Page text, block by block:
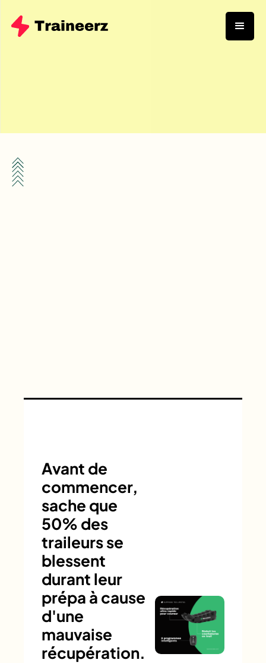
Avant de
commencer,
sache que
50% des
traileurs se
blessent
durant leur
prépa à cause
d'une
mauvaise
récupération.